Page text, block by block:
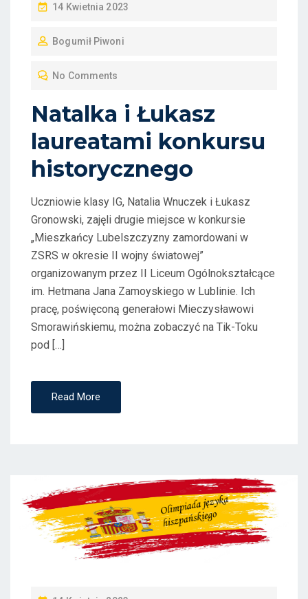
P
S
O
14 Kwietnia 2023
Bogumił Piwoni
No Comments
Natalka i Łukasz
laureatami konkursu
historycznego
Uczniowie klasy IG, Natalia Wnuczek i Łukasz
Gronowski, zajęli drugie miejsce w konkursie
„Mieszkańcy Lubelszczyzny zamordowani w
ZSRS w okresie II wojny światowej”
organizowanym przez II Liceum Ogólnokształcące
im. Hetmana Jana Zamoyskiego w Lublinie. Ich
pracę, poświęconą generałowi Mieczysławowi
Smorawińskiemu, można zobaczyć na Tik-Toku
pod […]
Read More